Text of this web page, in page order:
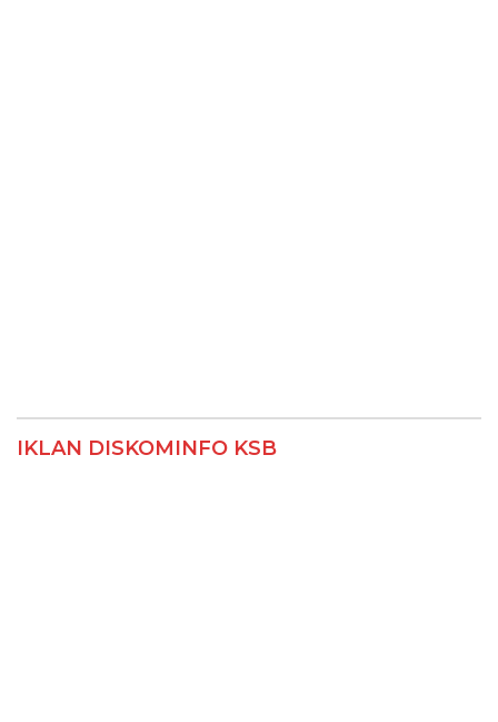
IKLAN DISKOMINFO KSB